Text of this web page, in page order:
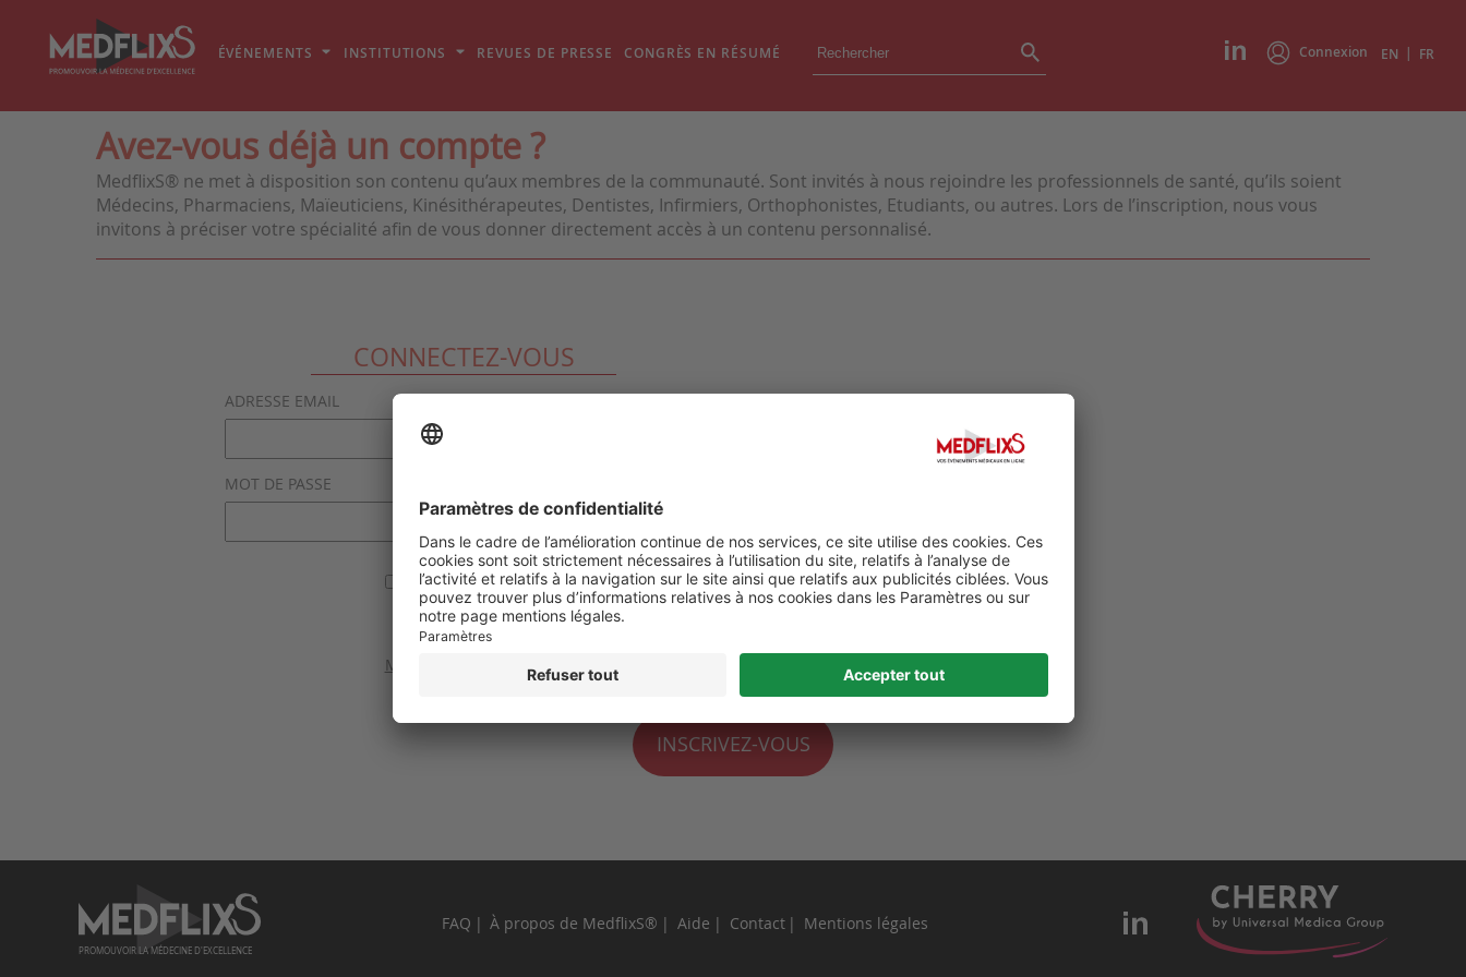
Connexion EN | FR
ÉVÉNEMENTS INSTITUTIONS REVUES DE PRESSE CONGRÈS EN RÉSUMÉ
Avez-vous déjà un compte ?
MedflixS® ne met à disposition son contenu qu’aux membres de la communauté. Sont invités à nous rejoindre les professionnels de santé, qu’ils soient
Médecins, Pharmaciens, Maïeuticiens, Kinésithérapeutes, Dentistes, Infirmiers, Orthophonistes, Etudiants, ou autres. Lors de l’inscription, nous vous
invitons à préciser votre spécialité afin de vous donner directement accès à un contenu personnalisé.
CONNECTEZ-VOUS
ADRESSE EMAIL
MOT DE PASSE
Se souvenir de moi
Valider
Mot de passe perdu ?
INSCRIVEZ-VOUS
PROMOUVOIR LA MÉDECINE D'EXCELLENCE
FAQ À propos de MedflixS® Aide Contact Mentions légales